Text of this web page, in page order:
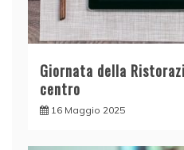
Giornata della
centro
16 Maggio 2025